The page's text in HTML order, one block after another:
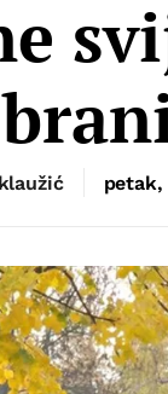
petak,